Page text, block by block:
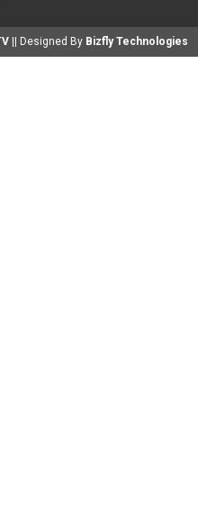
|| Designed By Bizfly Technologies